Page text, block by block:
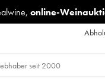
online-